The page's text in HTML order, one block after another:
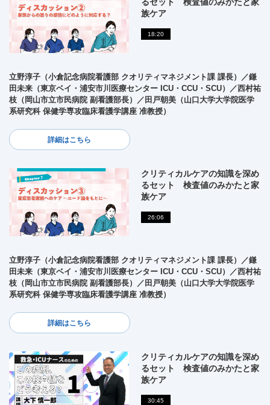
族ケア
18:20
立野淳子（小倉記念病院看護部 クオリティマネジメント課 課長）／鎌
田未来（東京ベイ・浦安市川医療センター ICU・CCU・SCU）／西村祐
枝（岡山市立市民病院 副看護部長）／田戸朝美（山口大学大学院医学
系研究科 保健学専攻臨床看護学講座 准教授）
詳細はこちら
クリティカルケアの知識を深め
るセット 検査値のみかたと家
族ケア
26:06
立野淳子（小倉記念病院看護部 クオリティマネジメント課 課長）／鎌
田未来（東京ベイ・浦安市川医療センター ICU・CCU・SCU）／西村祐
枝（岡山市立市民病院 副看護部長）／田戸朝美（山口大学大学院医学
系研究科 保健学専攻臨床看護学講座 准教授）
詳細はこちら
クリティカルケアの知識を深め
るセット 検査値のみかたと家
族ケア
30:45